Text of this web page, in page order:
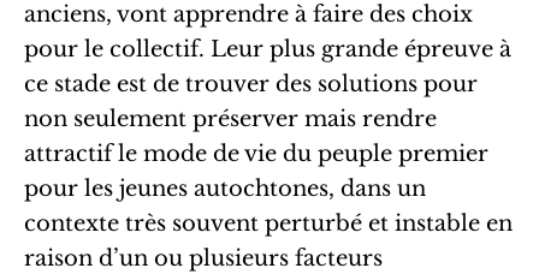
anciens, vont apprendre à faire des choix
pour le collectif. Leur plus grande épreuve à
ce stade est de trouver des solutions pour
non seulement préserver mais rendre
attractif le mode de vie du peuple premier
pour les jeunes autochtones, dans un
contexte très souvent perturbé et instable en
raison d’un ou plusieurs facteurs